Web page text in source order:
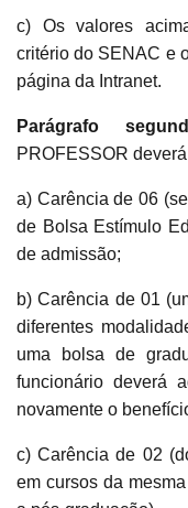
c) Os valores
critério do SENAC e
página da Intranet.
Parágrafo
PROFESSOR
a) Carência de 06
de Bolsa Estímulo
de admissão;
b) Carência de 01
diferentes
uma bolsa de
funcionário deverá
novamente o
c) Carência de 02
em cursos da